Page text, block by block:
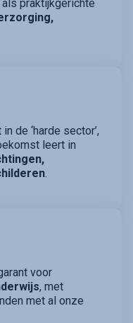
praktijkgerichte
de ‘harde sector’,
leert in
.
voor
, met
met al onze